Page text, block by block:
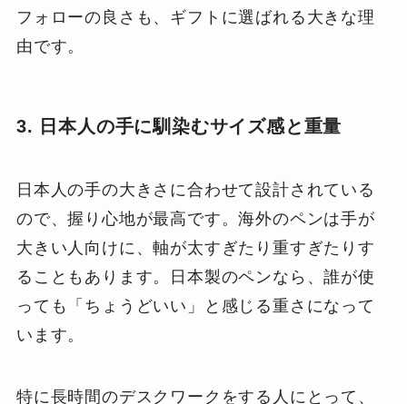
フォローの良さも、ギフトに選ばれる大きな理
由です。
3. 日本人の手に馴染むサイズ感と重量
日本人の手の大きさに合わせて設計されている
ので、握り心地が最高です。海外のペンは手が
大きい人向けに、軸が太すぎたり重すぎたりす
ることもあります。日本製のペンなら、誰が使
っても「ちょうどいい」と感じる重さになって
います。
特に長時間のデスクワークをする人にとって、